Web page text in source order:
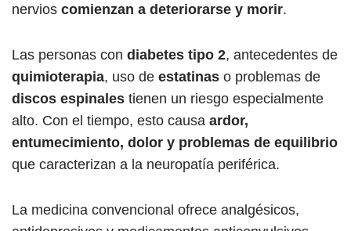
nervios comienzan a deteriorarse y morir.
Las personas con diabetes tipo 2, antecedentes de
quimioterapia, uso de estatinas o problemas de
discos espinales tienen un riesgo especialmente
alto. Con el tiempo, esto causa ardor,
entumecimiento, dolor y problemas de equilibrio
que caracterizan a la neuropatía periférica.
La medicina convencional ofrece analgésicos,